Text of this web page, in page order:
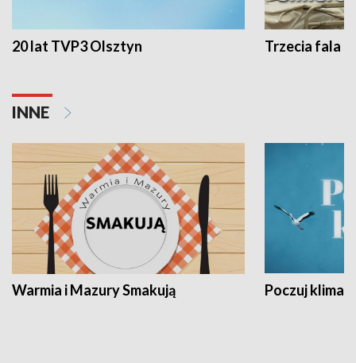
20 lat TVP3 Olsztyn Trzecia fala -
INNE
Warmia i Mazury Smakują Poczuj klimat